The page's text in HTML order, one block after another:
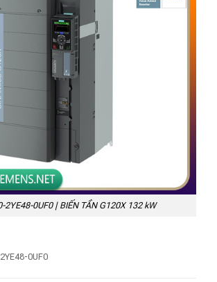
2YE48-0UF0 | BIẾN TẦN G120X 132 kW
0UF0